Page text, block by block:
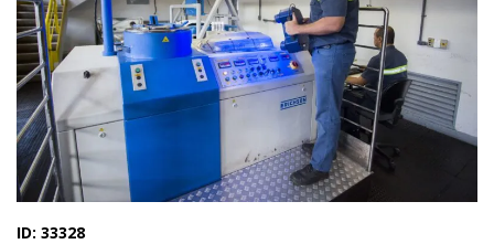
ID: 33328